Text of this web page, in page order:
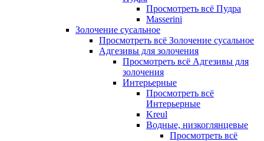
Просмотреть всё Пудра
Masserini
Золочение сусальное
Просмотреть всё Золочение сусальное
Адгезивы для золочения
Просмотреть всё Адгезивы для
золочения
Интерьерные
Просмотреть всё
Интерьерные
Kreul
Водные, низкоглянцевые
Просмотреть всё